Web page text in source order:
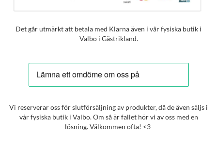
Det går utmärkt att betala med Klarna även i vår fysiska butik i
Valbo i Gästrikland.
Vi reserverar oss för slutförsäljning av produkter, då de även säljs i
vår fysiska butik i Valbo. Om så är fallet hör vi av oss med en
lösning. Välkommen ofta! <3